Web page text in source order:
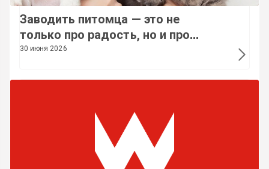
Заводить питомца — это не
только про радость, но и про
закон
30 июня 2026